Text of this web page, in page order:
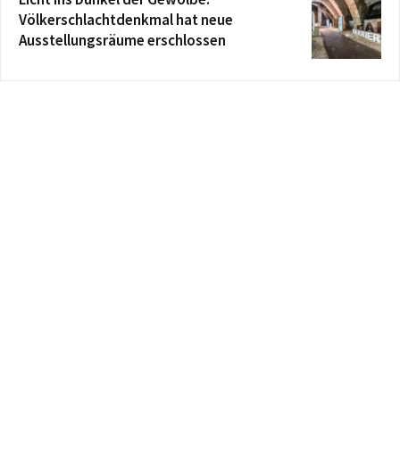
Völkerschlachtdenkmal hat neue
Ausstellungsräume erschlossen